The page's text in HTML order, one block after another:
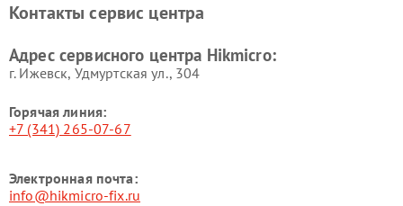
Контакты сервис центра
Адрес сервисного центра Hikmicro:
г. Ижевск, Удмуртская ул., 304
Горячая линия:
+7 (341) 265-07-67
Электронная почта:
info@hikmicro-fix.ru